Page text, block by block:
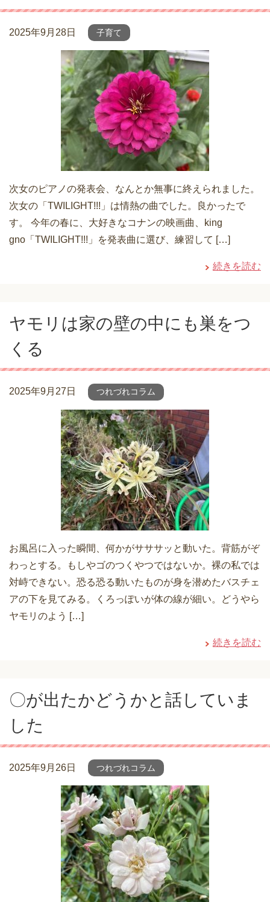
2025年9月28日 子育て
次女のピアノの発表会、なんとか無事に終えられました。
次女の「TWILIGHT!!!」は情熱の曲でした。良かったで
す。 今年の春に、大好きなコナンの映画曲、king
gno「TWILIGHT!!!」を発表曲に選び、練習して […]
続きを読む
ヤモリは家の壁の中にも巣をつ
くる
2025年9月27日 つれづれコラム
お風呂に入った瞬間、何かがサササッと動いた。背筋がぞ
わっとする。もしやゴのつくやつではないか。裸の私では
対峙できない。恐る恐る動いたものが身を潜めたバスチェ
アの下を見てみる。くろっぽいが体の線が細い。どうやら
ヤモリのよう […]
続きを読む
〇が出たかどうかと話していま
した
2025年9月26日 つれづれコラム